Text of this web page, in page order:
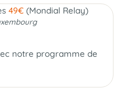
49€ (Mondial Relay)
notre programme de